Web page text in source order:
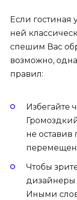
Если гостиная
ней
спешим Вас
возможно,
правил:
Избегайте
не оставив
Чтобы
дизайнеры
Иными